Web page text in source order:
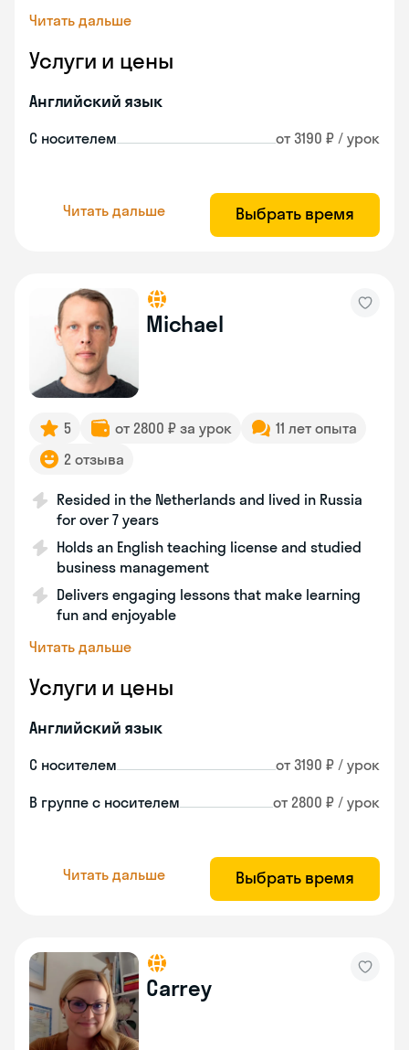
Читать дальше
Услуги и цены
Английский язык
С носителем от 3190 ₽ / урок
Читать дальше Выбрать время
Michael
5 от 2800 ₽ за урок
11 лет опыта
2 отзыва
Resided in the Netherlands and lived in Russia
for over 7 years
Holds an English teaching license and studied
business management
Delivers engaging lessons that make learning
fun and enjoyable
Читать дальше
Услуги и цены
Английский язык
С носителем от 3190 ₽ / урок
В группе с носителем от 2800 ₽ / урок
Читать дальше Выбрать время
Carrey